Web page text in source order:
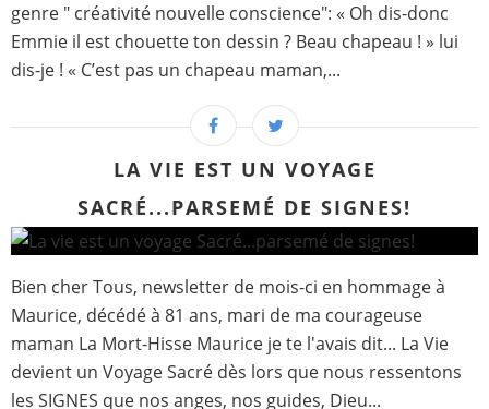
genre " créativité nouvelle conscience": « Oh dis-donc
Emmie il est chouette ton dessin ? Beau chapeau ! » lui
dis-je ! « C’est pas un chapeau maman,...
LA VIE EST UN VOYAGE
SACRÉ...PARSEMÉ DE SIGNES!
Bien cher Tous, newsletter de mois-ci en hommage à
Maurice, décédé à 81 ans, mari de ma courageuse
maman La Mort-Hisse Maurice je te l'avais dit... La Vie
devient un Voyage Sacré dès lors que nous ressentons
les SIGNES que nos anges, nos guides, Dieu...